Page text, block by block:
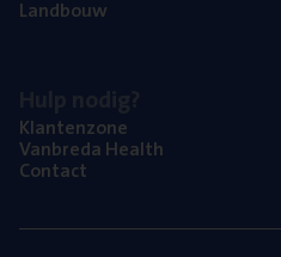
Land­bouw
Klan­ten­zo­ne
Van­b­re­da Health
Con­tact